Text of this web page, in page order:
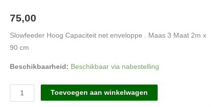
75,00
Slowfeeder Hoog Capaciteit net enveloppe . Maas 3 Maat 2m x
90 cm
Beschikbaarheid: Beschikbaar via nabestelling
Slowfeeder
Enveloppe.
Toevoegen aan winkelwagen